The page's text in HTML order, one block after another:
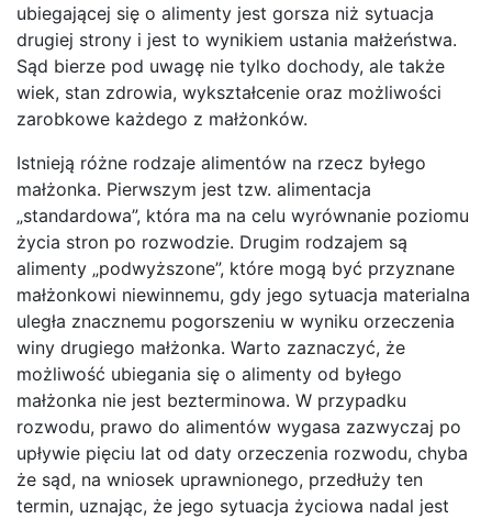
ubiegającej się o alimenty jest gorsza niż sytuacja
drugiej strony i jest to wynikiem ustania małżeństwa.
Sąd bierze pod uwagę nie tylko dochody, ale także
wiek, stan zdrowia, wykształcenie oraz możliwości
zarobkowe każdego z małżonków.
Istnieją różne rodzaje alimentów na rzecz byłego
małżonka. Pierwszym jest tzw. alimentacja
„standardowa”, która ma na celu wyrównanie poziomu
życia stron po rozwodzie. Drugim rodzajem są
alimenty „podwyższone”, które mogą być przyznane
małżonkowi niewinnemu, gdy jego sytuacja materialna
uległa znacznemu pogorszeniu w wyniku orzeczenia
winy drugiego małżonka. Warto zaznaczyć, że
możliwość ubiegania się o alimenty od byłego
małżonka nie jest bezterminowa. W przypadku
rozwodu, prawo do alimentów wygasa zazwyczaj po
upływie pięciu lat od daty orzeczenia rozwodu, chyba
że sąd, na wniosek uprawnionego, przedłuży ten
termin, uznając, że jego sytuacja życiowa nadal jest